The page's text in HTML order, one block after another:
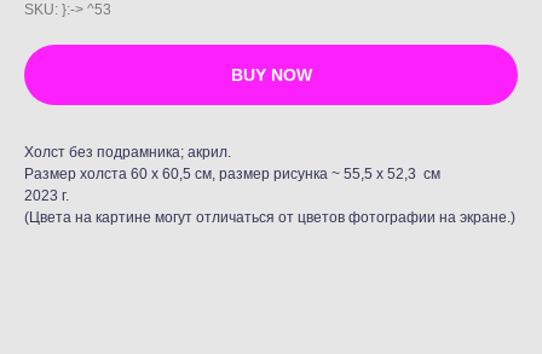
SKU: }:-> ^53
BUY NOW
Холст без подрамника; акрил.
Размер холста 60 х 60,5 см, размер рисунка ~ 55,5 x 52,3 см
2023 г.
(Цвета на картине могут отличаться от цветов фотографии на экране.)